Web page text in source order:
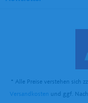
* Alle Preise verstehen sich
Versandkosten und ggf.